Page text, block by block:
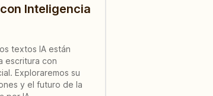
Inteligencia
textos IA están
escritura con
Exploraremos su
y el futuro de la